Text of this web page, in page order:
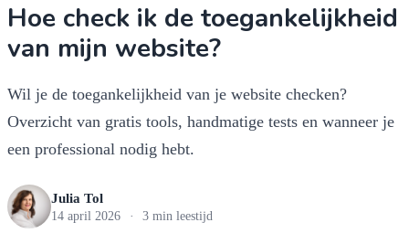
Hoe check ik de toegankelijkheid
van mijn website?
Wil je de toegankelijkheid van je website checken?
Overzicht van gratis tools, handmatige tests en wanneer je
een professional nodig hebt.
Julia Tol
14 april 2026 · 3 min leestijd